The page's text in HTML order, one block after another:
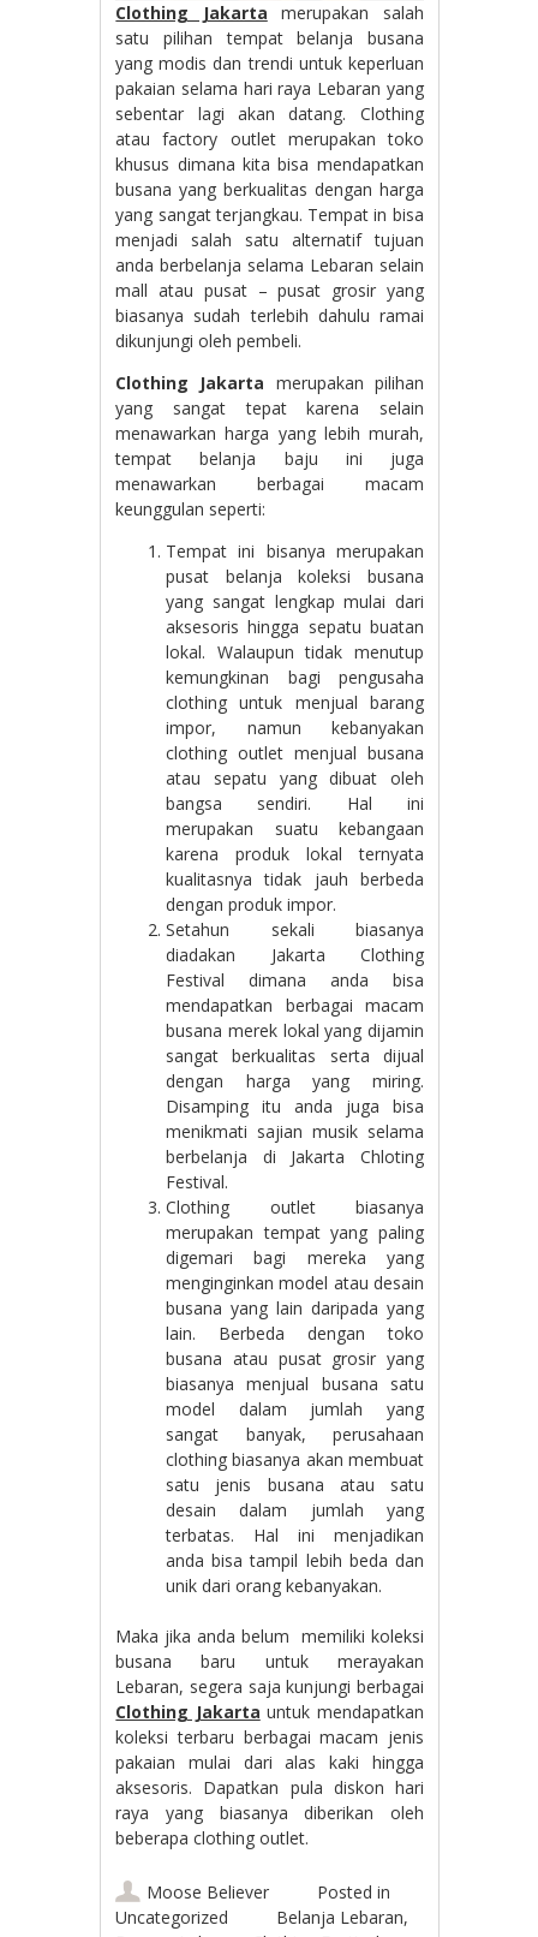
Clothing Jakarta
merupakan salah
satu pilihan tempat belanja busana
yang modis dan trendi untuk keperluan
pakaian selama hari raya Lebaran yang
sebentar lagi akan datang. Clothing
atau factory outlet merupakan toko
khusus dimana kita bisa mendapatkan
busana yang berkualitas dengan harga
yang sangat terjangkau. Tempat in bisa
menjadi salah satu alternatif tujuan
anda berbelanja selama Lebaran selain
mall atau pusat – pusat grosir yang
biasanya sudah terlebih dahulu ramai
dikunjungi oleh pembeli.
Clothing Jakarta merupakan pilihan
yang sangat tepat karena selain
menawarkan harga yang lebih murah,
tempat belanja baju ini juga
menawarkan berbagai macam
keunggulan seperti:
Tempat ini bisanya merupakan
pusat belanja koleksi busana
yang sangat lengkap mulai dari
aksesoris hingga sepatu buatan
lokal. Walaupun tidak menutup
kemungkinan bagi pengusaha
clothing untuk menjual barang
impor, namun kebanyakan
clothing outlet menjual busana
atau sepatu yang dibuat oleh
bangsa sendiri. Hal ini
merupakan suatu kebangaan
karena produk lokal ternyata
kualitasnya tidak jauh berbeda
dengan produk impor.
Setahun sekali biasanya
diadakan Jakarta Clothing
Festival dimana anda bisa
mendapatkan berbagai macam
busana merek lokal yang dijamin
sangat berkualitas serta dijual
dengan harga yang miring.
Disamping itu anda juga bisa
menikmati sajian musik selama
berbelanja di Jakarta Chloting
Festival.
Clothing outlet biasanya
merupakan tempat yang paling
digemari bagi mereka yang
menginginkan model atau desain
busana yang lain daripada yang
lain. Berbeda dengan toko
busana atau pusat grosir yang
biasanya menjual busana satu
model dalam jumlah yang
sangat banyak, perusahaan
clothing biasanya akan membuat
satu jenis busana atau satu
desain dalam jumlah yang
terbatas. Hal ini menjadikan
anda bisa tampil lebih beda dan
unik dari orang kebanyakan.
Maka jika anda belum memiliki koleksi
busana baru untuk merayakan
Lebaran, segera saja kunjungi berbagai
Clothing Jakarta untuk mendapatkan
koleksi terbaru berbagai macam jenis
pakaian mulai dari alas kaki hingga
aksesoris. Dapatkan pula diskon hari
raya yang biasanya diberikan oleh
beberapa clothing outlet.
Moose Believer
Posted in
Uncategorized
Belanja Lebaran,